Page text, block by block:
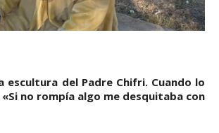
escultura del Padre Chifri. Cuando lo
no rompía algo me desquitaba con